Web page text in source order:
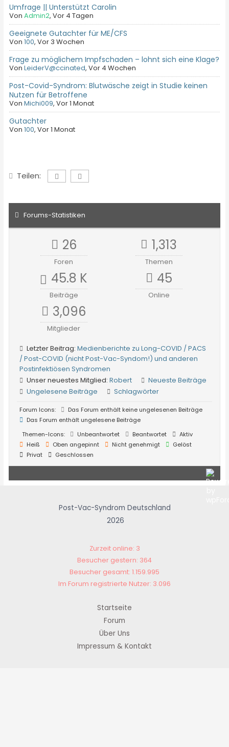
Umfrage || Unterstützt Carolin
VonAdmin2,Vor 4 Tagen
Geeignete Gutachter für ME/CFS
Von100,Vor 3 Wochen
Frage zu möglichem Impfschaden – lohnt sich eine Klage?
VonLeiderV@ccinated,Vor 4 Wochen
Post-Covid-Syndrom: Blutwäsche zeigt in Studie keinen
Nutzen für Betroffene
VonMichi009,Vor 1 Monat
Gutachter
Von100,Vor 1 Monat
Teilen:
Forums-Statistiken
26
Foren
1,313
Themen
45.8 K
Beiträge
45
Online
3,096
Mitglieder
Letzter Beitrag:Medienberichte zu Long-COVID / PACS
/ Post-COVID (nicht Post-Vac-Syndom!) und anderen
Postinfektiösen Syndromen
Unser neuestes Mitglied:Robert
Neueste Beiträge
Ungelesene Beiträge
Schlagwörter
Forum Icons:
Das Forum enthält keine ungelesenen Beiträge
Das Forum enthält ungelesene Beiträge
Themen-Icons:
Unbeantwortet Beantwortet
Aktiv
Heiß
Oben angepinnt Nicht genehmigt
Gelöst
Privat
Geschlossen
Post-Vac-Syndrom Deutschland
2026
Zurzeit online: 3
Besucher gestern: 364
Besucher gesamt: 1.159.995
Im Forum registrierte Nutzer: 3.096
Startseite
Forum
Über Uns
Impressum & Kontakt